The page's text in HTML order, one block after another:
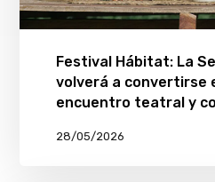
Festival Hábitat: La
volverá a convertirse
encuentro teatral y
28/05/2026